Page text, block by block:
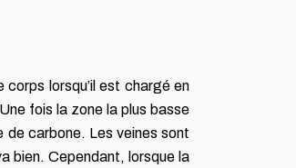
lorsqu’il est chargé en
fois la zone la plus basse
de carbone. Les veines sont
bien. Cependant, lorsque la